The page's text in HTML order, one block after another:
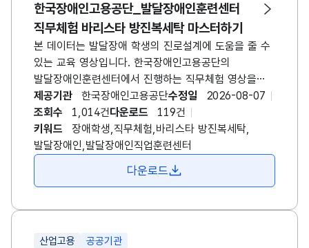
한국장애인고용공단_발달장애인훈련센터
직무체험 바리스타 방진복세탁 마스터하기
본 데이터는 발달장애 학생의 진로설계에 도움을 줄 수
있는 교육 영상입니다. 한국장애인고용공단의
발달장애인훈련센터에서 진행하는 직무체험 영상을
제공합니다. 바리스타, 방진복세탁 근무를 위해 어떤
업무를 수행해야하는지 설명을 듣고, 직접 참여하는
모습이 담겨있습니다. *발달장애인훈련센터란? -
발달장애인의 특성에 따라 설계된 체계적인
직업훈련으로 취업을 지원하고, 직업 흥미와 적성을
발견할 수 있도록 현장감 있는 직업체험 제공 -
등을 실시하여 체계적인 직업훈련을 통한 성공적인
제공기관 한국장애인고용공단수정일
2026-08-07
조회수
1,014건다운로드
119건
키워드
장애학생,직무체험,바리스타 방진복세탁,
발달장애인,발달장애인직업훈련센터
다운로드
산업고용
공공기관